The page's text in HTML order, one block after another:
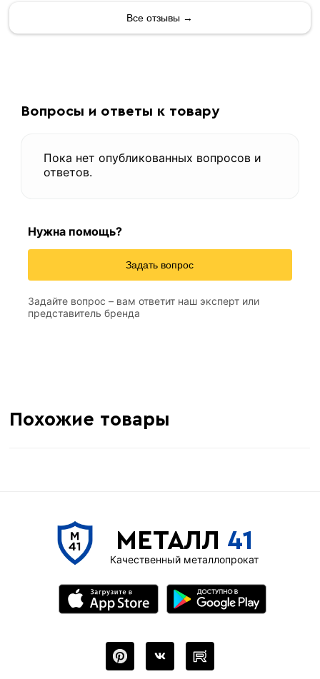
Все отзывы →
Вопросы и ответы к товару
Пока нет опубликованных вопросов и
ответов.
Нужна помощь?
Задать вопрос
Задайте вопрос – вам ответит наш эксперт или
представитель бренда
Похожие товары
МЕТАЛЛ 41
Качественный металлопрокат